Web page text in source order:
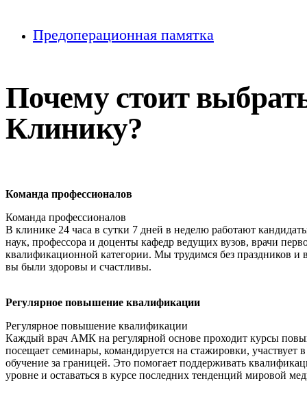
Предоперационная памятка
Почему стоит
Клинику?
Команда профессионалов
Команда профессионалов
В клинике 24 часа в сутки 7 дней в неделю работают
наук, профессора и доценты кафедр ведущих вузов, врачи
квалификационной категории. Мы трудимся без праздников и
вы были здоровы и счастливы.
Регулярное повышение квалификации
Регулярное повышение квалификации
Каждый врач АМК на регулярной основе проходит курсы
посещает семинары, командируется на стажировки, участвует
обучение за границей. Это помогает поддерживать
уровне и оставаться в курсе последних тенденций мировой